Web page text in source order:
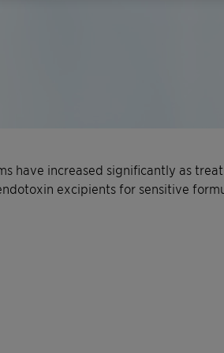
have increased significantly as
excipients for sensitive